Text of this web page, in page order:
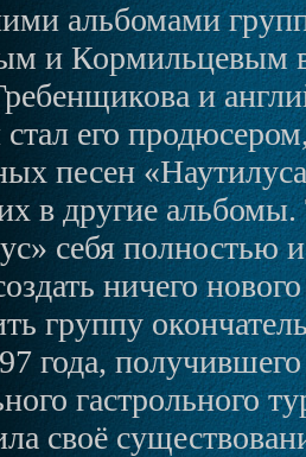
альбомами
и Кормильцевым
и
его
песен
в другие альбомы.
себя полностью
ничего
группу
года,
гастрольного
своё